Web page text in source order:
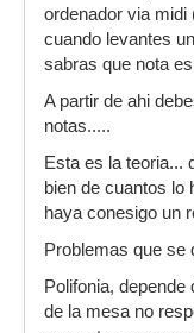
ordenador via midi
cuando levantes
sabras que nota
A partir de ahi
notas.....
Esta es la teoria...
bien de cuantos lo
haya conesigo un
Problemas que se
Polifonia,
de la mesa no